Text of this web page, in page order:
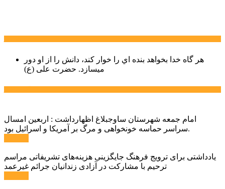
هر گاه خدا بخواهد بنده اي را خوار كند، دانش را از او دور
میسازد. حضرت علی (ع)
امام جمعه شهرستان ساوجبلاغ اظهارداشت : اربعین امسال
سراسر حماسه خونخواهی و مرگ بر آمریکا و اسرائیل بود.
یادداشتی برای ترویج فرهنگ جایگزینی هزینه‌های تشریفاتی مراسم
ترحیم با مشارکت در آزادی زندانیان جرائم غیرعمد